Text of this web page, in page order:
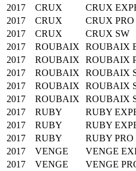
2017
CRUX
CRUX
2017
CRUX
CRUX
2017
CRUX
CRUX SW
2017
ROUBAIX
ROUBAIX
2017
ROUBAIX
ROUBAIX
2017
ROUBAIX
ROUBAIX
2017
ROUBAIX
ROUBAIX
2017
ROUBAIX
ROUBAIX
2017
RUBY
RUBY
2017
RUBY
RUBY
2017
RUBY
RUBY PRO
2017
VENGE
VENGE
2017
VENGE
VENGE